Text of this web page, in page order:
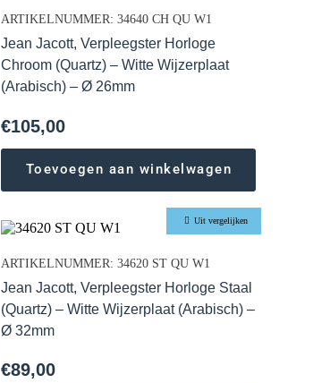
ARTIKELNUMMER: 34640 CH QU W1
Jean Jacott, Verpleegster Horloge
Chroom (Quartz) – Witte Wijzerplaat
(Arabisch) – Ø 26mm
€105,00
Toevoegen aan winkelwagen
Uit vergelijken
ARTIKELNUMMER: 34620 ST QU W1
Jean Jacott, Verpleegster Horloge Staal
(Quartz) – Witte Wijzerplaat (Arabisch) –
Ø 32mm
€89,00